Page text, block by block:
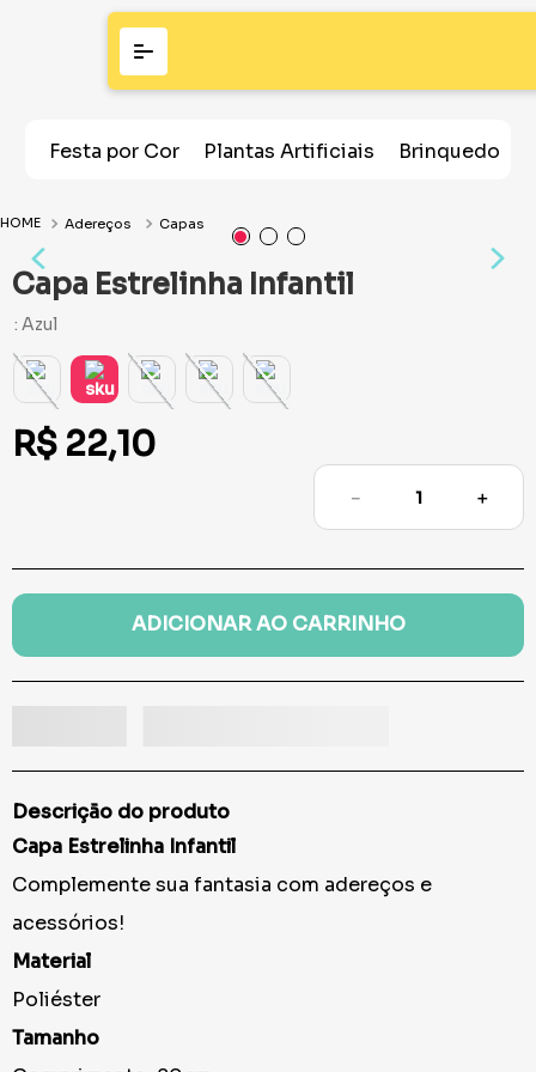
Festa por Cor Plantas Artificiais Brinquedos
Adereços Capas
Capa Estrelinha Infantil
: Azul
R$ 22,10
＋
－
ADICIONAR AO CARRINHO
Descrição do produto
Capa Estrelinha Infantil
Complemente sua fantasia com adereços e
acessórios!
Material
Poliéster
Tamanho